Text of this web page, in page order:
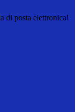
di posta elettronica!